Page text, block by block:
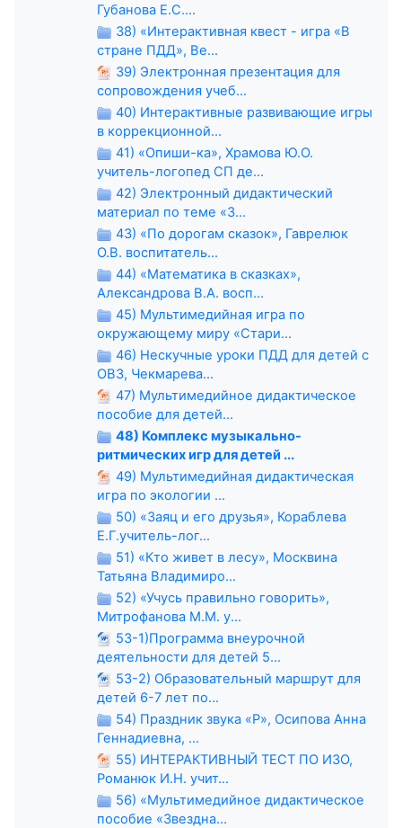
Губанова Е.С....
38) «Интерактивная квест - игра «В
стране ПДД», Ве...
39) Электронная презентация для
сопровождения учеб...
40) Интерактивные развивающие игры
в коррекционной...
41) «Опиши-ка», Храмова Ю.О.
учитель-логопед СП де...
42) Электронный дидактический
материал по теме «З...
43) «По дорогам сказок», Гаврелюк
О.В. воспитатель...
44) «Математика в сказках»,
Александрова В.А. восп...
45) Мультимедийная игра по
окружающему миру «Стари...
46) Нескучные уроки ПДД для детей с
ОВЗ, Чекмарева...
47) Мультимедийное дидактическое
пособие для детей...
48) Комплекс музыкально-
ритмических игр для детей ...
49) Мультимедийная дидактическая
игра по экологии ...
50) «Заяц и его друзья», Кораблева
Е.Г.учитель-лог...
51) «Кто живет в лесу», Москвина
Татьяна Владимиро...
52) «Учусь правильно говорить»,
Митрофанова М.М. у...
53-1)Программа внеурочной
деятельности для детей 5...
53-2) Образовательный маршрут для
детей 6-7 лет по...
54) Праздник звука «Р», Осипова Анна
Геннадиевна, ...
55) ИНТЕРАКТИВНЫЙ ТЕСТ ПО ИЗО,
Романюк И.Н. учит...
56) «Мультимедийное дидактическое
пособие «Звездна...